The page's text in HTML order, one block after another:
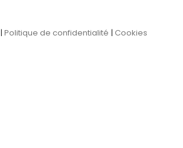
|Politique de confidentialité |Cookies